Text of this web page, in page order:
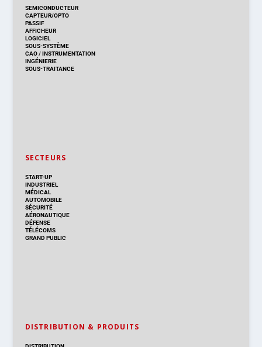
SEMICONDUCTEUR
CAPTEUR/OPTO
PASSIF
AFFICHEUR
LOGICIEL
SOUS-SYSTÈME
CAO/INSTRUMENTATION
INGÉNIERIE
SOUS-TRAITANCE
SECTEURS
START-UP
INDUSTRIEL
MÉDICAL
AUTOMOBILE
SÉCURITÉ
AÉRONAUTIQUE
DÉFENSE
TÉLÉCOMS
GRAND PUBLIC
DISTRIBUTION & PRODUITS